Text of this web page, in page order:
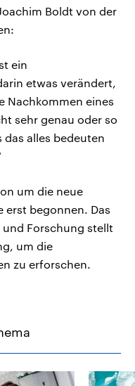
Boldt von der
ein
etwas verändert,
Nachkommen eines
sehr genau oder so
alles bedeuten
um die neue
erst begonnen. Das
Forschung stellt
um die
zu erforschen.